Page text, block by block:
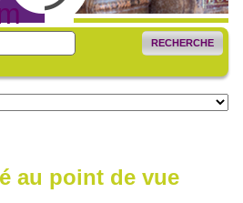
RECHERCHE
au point de vue